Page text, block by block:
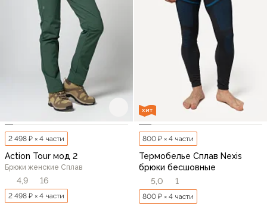
2 498 ₽ × 4 части
Action Tour мод 2
Брюки женские Сплав
4,9 16
2 498 ₽ × 4 части
ХИТ
800 ₽ × 4 части
Термобелье Сплав Nexis
брюки бесшовные
5,0
1
800 ₽ × 4 части